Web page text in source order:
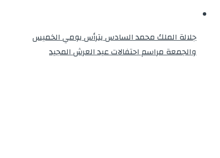
جلالة الملك محمد السادس يترأس يومي الخميس
والجمعة مراسم احتفالات عيد العرش المجيد